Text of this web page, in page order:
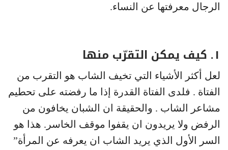
الرجال معرفتها عن النساء.
١. كيف يمكن التقرّب منها
لعل أكثر الأشياء التي تخيف الشاب هو التقرب من
الفتاة . فلدى الفتاة القدرة إذا ما رفضته على تحطيم
مشاعر الشاب . والحقيقة ان الشبان يخافون من
الرفض ولا يريدون ان يقفوا موقف الخاسر. هذا هو
السر الأول الذي يريد الشاب ان يعرفه عن المرأة”